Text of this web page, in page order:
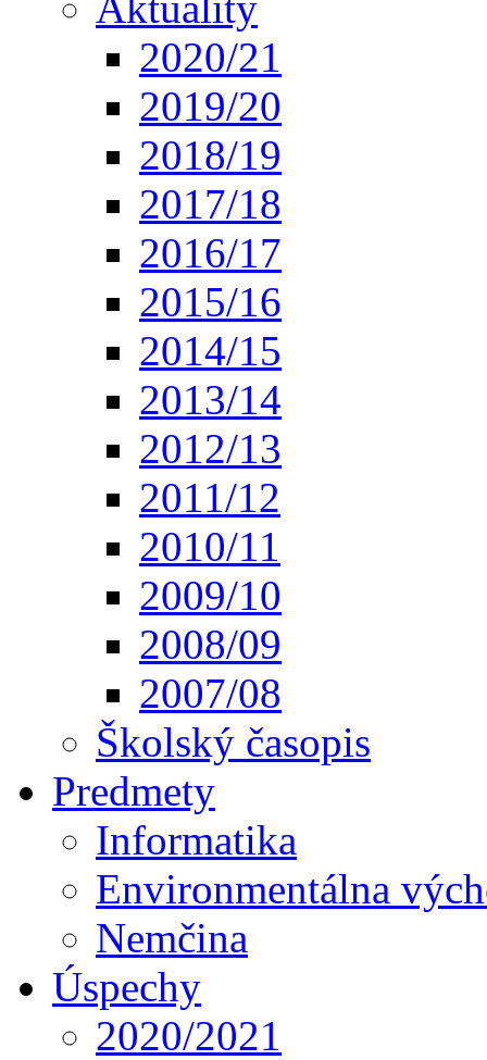
2020/21
2019/20
2018/19
2017/18
2016/17
2015/16
2014/15
2013/14
2012/13
2011/12
2010/11
2009/10
2008/09
2007/08
Školský časopis
Predmety
Informatika
Environmentálna
Nemčina
Úspechy
2020/2021